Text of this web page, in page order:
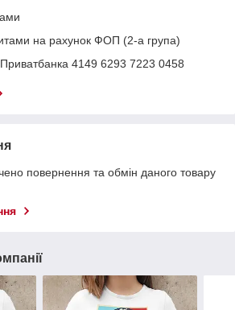
на рахунок ФОП (2-а група)
4149 6293 7223 0458
повернення та обмін даного товару